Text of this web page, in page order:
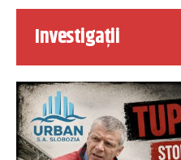
Investigații